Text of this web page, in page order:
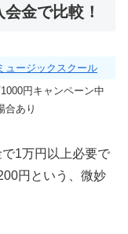
金で比較！
ュージックスクール
円キャンペーン中
合あり
1万円以上必要で
円という、微妙